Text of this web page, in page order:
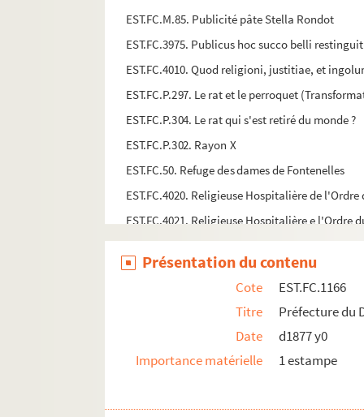
EST.FC.M.85. Publicité pâte Stella Rondot
EST.FC.3975. Publicus hoc succo belli
EST.FC.4010. Quod religioni, justitiae, et
EST.FC.P.297. Le rat et le perroquet
EST.FC.P.304. Le rat qui s'est retiré du monde ?
EST.FC.P.302. Rayon X
EST.FC.50. Refuge des dames de Fontenelles
EST.FC.4020. Religieuse Hospitalière de
EST.FC.4021. Religieuse Hospitalière e
EST.FC.4022. Religieuse Hospitalière e l'Ordre
EST.FC.4024. Religieux de l'Abbaïe de St.
EST.FC.4025. Religieux de l'Abbaïe de St.
EST.FC.4023. Religieux de l'Abbaïe de St.'
EST.FC.M.55. Les religieux du Mont St
EST.FC.P.303.1. Le renard et la Cigogne
Présentation du contenu
Cote
EST.FC.1166
Titre
Préfecture du
Date
d1877 y0
Importance matérielle
1 estampe